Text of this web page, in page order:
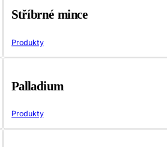
Stříbrné mince
Produkty
Palladium
Produkty